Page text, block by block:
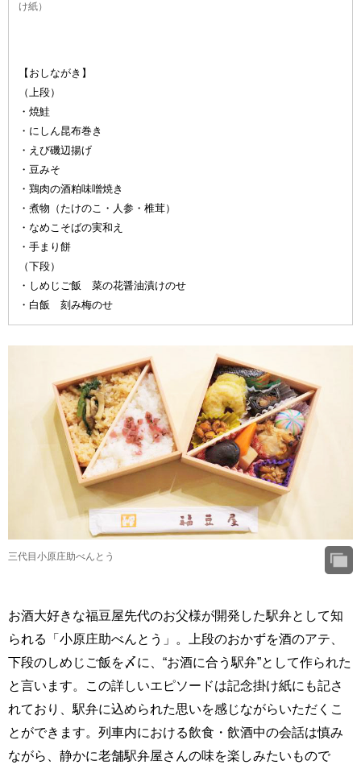
け紙）
【おしながき】
（上段）
・焼鮭
・にしん昆布巻き
・えび磯辺揚げ
・豆みそ
・鶏肉の酒粕味噌焼き
・煮物（たけのこ・人参・椎茸）
・なめこそばの実和え
・手まり餅
（下段）
・しめじご飯 菜の花醤油漬けのせ
・白飯 刻み梅のせ
三代目小原庄助べんとう
お酒大好きな福豆屋先代のお父様が開発した駅弁として知
られる「小原庄助べんとう」。上段のおかずを酒のアテ、
下段のしめじご飯を〆に、“お酒に合う駅弁”として作られた
と言います。この詳しいエピソードは記念掛け紙にも記さ
れており、駅弁に込められた思いを感じながらいただくこ
とができます。列車内における飲食・飲酒中の会話は慎み
ながら、静かに老舗駅弁屋さんの味を楽しみたいもので